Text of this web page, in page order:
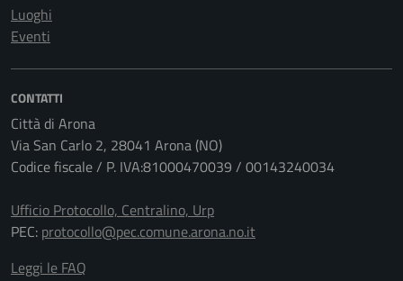
Luoghi
Eventi
CONTATTI
Città di Arona
Via San Carlo 2, 28041 Arona (NO)
Codice fiscale / P. IVA:81000470039 / 00143240034
Ufficio Protocollo, Centralino, Urp
PEC: protocollo@pec.comune.arona.no.it
Leggi le FAQ